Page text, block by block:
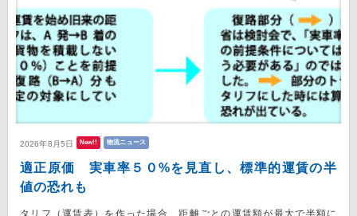
2026年8月5日 New!! 物流ニュース
適正原価 実車率５０%を見直し、標準的運賃の半
値の恐れも